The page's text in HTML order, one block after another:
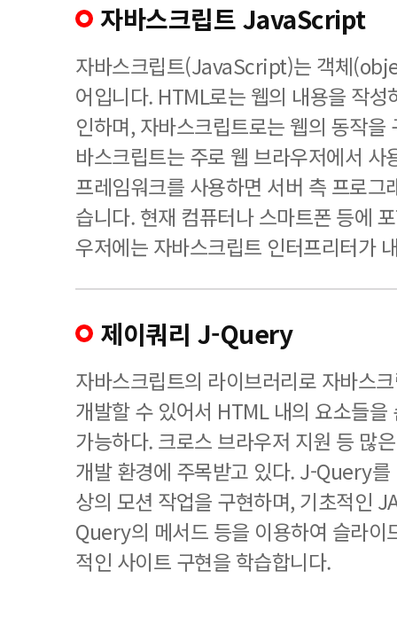
자바스크립트 JavaScript
자바스크립트(JavaScript)는 객체
어입니다. HTML로는 웹의 내용을 작성
인하며, 자바스크립트로는 웹의 동작을
바스크립트는 주로 웹 브라우저에서
프레임워크를 사용하면 서버 측 프로그
습니다. 현재 컴퓨터나 스마트폰 등에
우저에는 자바스크립트 인터프리터가
제이쿼리 J-Query
자바스크립트의 라이브러리로 자바스
개발할 수 있어서 HTML 내의 요소들을
가능하다. 크로스 브라우저 지원 등 많
개발 환경에 주목받고 있다. J-Query
상의 모션 작업을 구현하며, 기초적인
Query의 메서드 등을 이용하여 슬라이
적인 사이트 구현을 학습합니다.